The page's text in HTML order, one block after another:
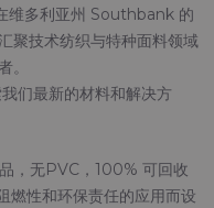
维多利亚州 Southbank 的
聚技术纺织与特种面料领域
。
们最新的材料和解决方
，无PVC，100% 可回收
燃性和环保责任的应用而设